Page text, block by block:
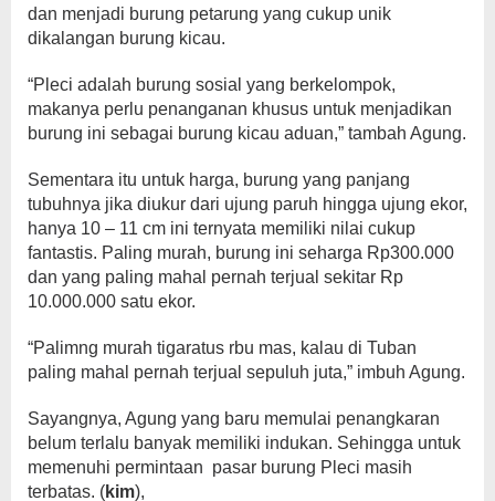
dan menjadi burung petarung yang cukup unik
dikalangan burung kicau.
“Pleci adalah burung sosial yang berkelompok,
makanya perlu penanganan khusus untuk menjadikan
burung ini sebagai burung kicau aduan,” tambah Agung.
Sementara itu untuk harga, burung yang panjang
tubuhnya jika diukur dari ujung paruh hingga ujung ekor,
hanya 10 – 11 cm ini ternyata memiliki nilai cukup
fantastis. Paling murah, burung ini seharga Rp300.000
dan yang paling mahal pernah terjual sekitar Rp
10.000.000 satu ekor.
“Palimng murah tigaratus rbu mas, kalau di Tuban
paling mahal pernah terjual sepuluh juta,” imbuh Agung.
Sayangnya, Agung yang baru memulai penangkaran
belum terlalu banyak memiliki indukan. Sehingga untuk
memenuhi permintaan pasar burung Pleci masih
terbatas. (kim),